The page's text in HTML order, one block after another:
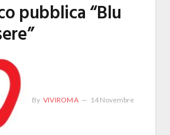
pubblica “Blu
By VIVIROMA 14 Novembre